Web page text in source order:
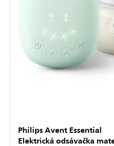
Philips Avent Essential
Elektrická odsávačka